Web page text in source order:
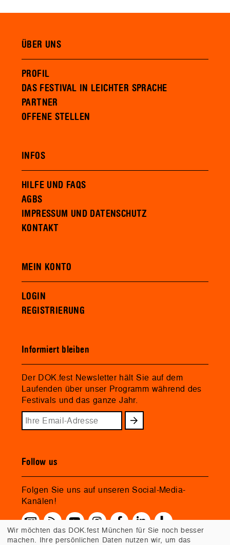
ÜBER UNS
PROFIL
DAS FESTIVAL IN LEICHTER SPRACHE
PARTNER
OFFENE STELLEN
INFOS
HILFE UND FAQS
AGBS
IMPRESSUM UND DATENSCHUTZ
KONTAKT
MEIN KONTO
LOGIN
REGISTRIERUNG
Informiert bleiben
Der DOK.fest Newsletter hält Sie auf dem
Laufenden über unser Programm während des
Festivals und das ganze Jahr.
Follow us
Folgen Sie uns auf unseren Social-Media-
Kanälen!
Wir möchten das DOK.fest München für Sie noch besser
machen. Ihre persönlichen Daten nutzen wir, um das